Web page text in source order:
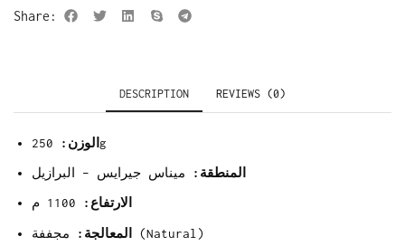
Share:
DESCRIPTION REVIEWS (0)
الوزن: 250g
المنطقة: ميناس جيرايس – البرازيل
الارتفاع:
المعالجة: مجففة (Natural)